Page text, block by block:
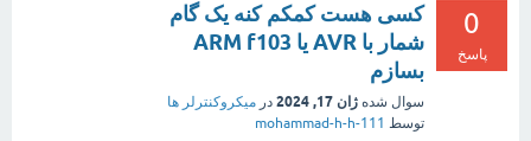
0
پاسخ
کسی هست کمکم کنه یک گام
شمار با AVR یا ARM f103
بسازم
سوال شده ژان 17, 2024 در میکروکنترلر ها
توسط mohammad-h-h-111